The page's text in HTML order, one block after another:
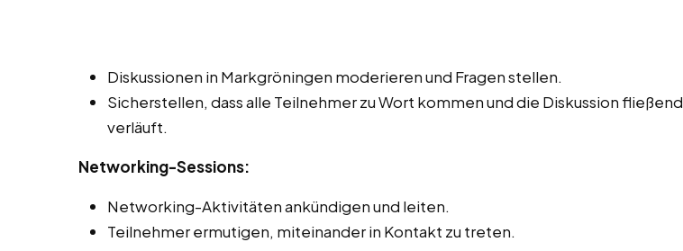
Diskussionen in Markgröningen moderieren und Fragen stellen.
Sicherstellen, dass alle Teilnehmer zu Wort kommen und die Diskussion fließend
verläuft.
Networking-Sessions:
Networking-Aktivitäten ankündigen und leiten.
Teilnehmer ermutigen, miteinander in Kontakt zu treten.